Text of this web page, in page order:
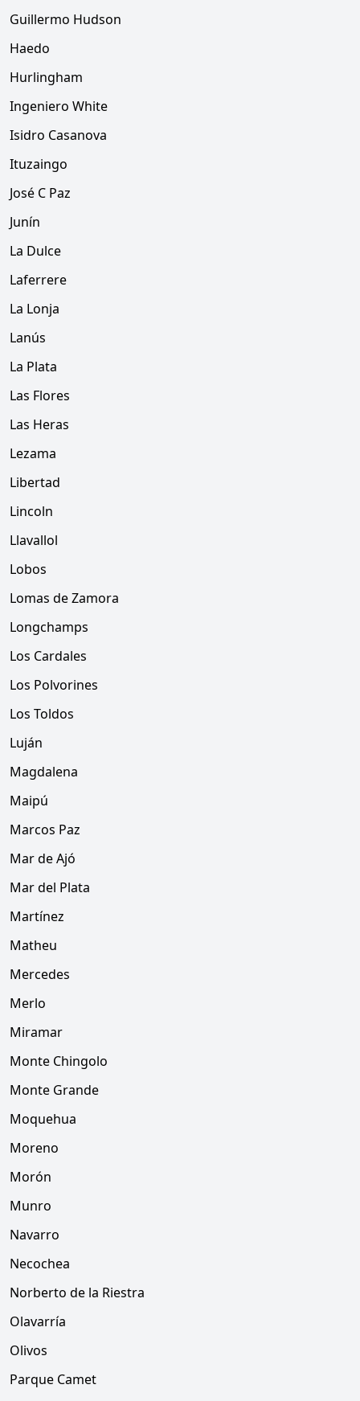
Guillermo Hudson
Haedo
Hurlingham
Ingeniero White
Isidro Casanova
Ituzaingo
José C Paz
Junín
La Dulce
Laferrere
La Lonja
Lanús
La Plata
Las Flores
Las Heras
Lezama
Libertad
Lincoln
Llavallol
Lobos
Lomas de Zamora
Longchamps
Los Cardales
Los Polvorines
Los Toldos
Luján
Magdalena
Maipú
Marcos Paz
Mar de Ajó
Mar del Plata
Martínez
Matheu
Mercedes
Merlo
Miramar
Monte Chingolo
Monte Grande
Moquehua
Moreno
Morón
Munro
Navarro
Necochea
Norberto de la Riestra
Olavarría
Olivos
Parque Camet